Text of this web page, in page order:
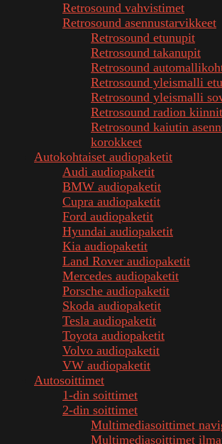
Retrosound vahvistimet
Retrosound asennustarvikkeet
Retrosound etunupit
Retrosound takanupit
Retrosound
Retrosound yleismalli
Retrosound yleismalli
Retrosound radion
Retrosound kaiutin
korokkeet
Autokohtaiset audiopaketit
Audi audiopaketit
BMW audiopaketit
Cupra audiopaketit
Ford audiopaketit
Hyundai audiopaketit
Kia audiopaketit
Land Rover audiopaketit
Mercedes audiopaketit
Porsche audiopaketit
Skoda audiopaketit
Tesla audiopaketit
Toyota audiopaketit
Volvo audiopaketit
VW audiopaketit
Autosoittimet
1-din soittimet
2-din soittimet
Multimediasoittimet
Multimediasoittimet